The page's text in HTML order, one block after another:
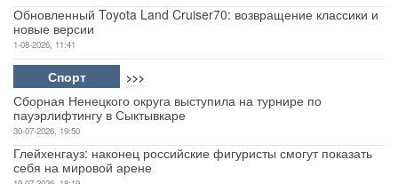
Обновленный Toyota Land Cruiser70: возвращение классики и
новые версии
1-08-2026, 11:41
Спорт >>>
Сборная Ненецкого округа выступила на турнире по
пауэрлифтингу в Сыктывкаре
30-07-2026, 19:50
Глейхенгауз: наконец российские фигуристы смогут показать
себя на мировой арене